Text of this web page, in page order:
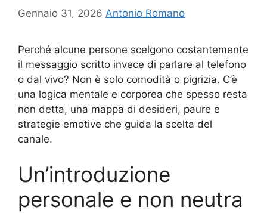
Gennaio 31, 2026 Antonio Romano
Perché alcune persone scelgono costantemente
il messaggio scritto invece di parlare al telefono
o dal vivo? Non è solo comodità o pigrizia. C’è
una logica mentale e corporea che spesso resta
non detta, una mappa di desideri, paure e
strategie emotive che guida la scelta del
canale.
Un’introduzione
personale e non neutra